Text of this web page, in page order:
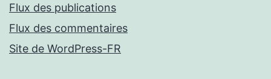
Flux des publications
Flux des commentaires
Site de WordPress-FR